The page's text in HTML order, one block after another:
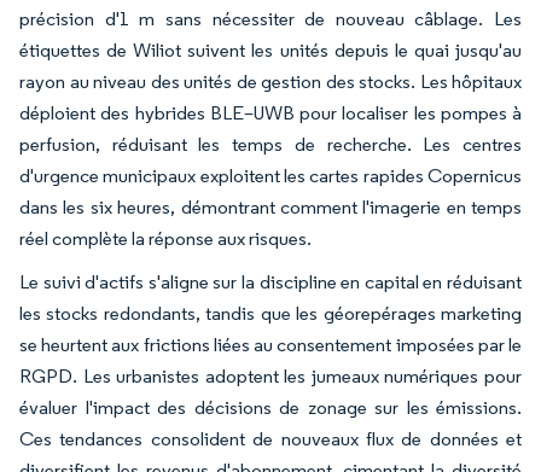
précision d'1 m sans nécessiter de nouveau câblage. Les
étiquettes de Wiliot suivent les unités depuis le quai jusqu'au
rayon au niveau des unités de gestion des stocks. Les hôpitaux
déploient des hybrides BLE–UWB pour localiser les pompes à
perfusion, réduisant les temps de recherche. Les centres
d'urgence municipaux exploitent les cartes rapides Copernicus
dans les six heures, démontrant comment l'imagerie en temps
réel complète la réponse aux risques.
Le suivi d'actifs s'aligne sur la discipline en capital en réduisant
les stocks redondants, tandis que les géorepérages marketing
se heurtent aux frictions liées au consentement imposées par le
RGPD. Les urbanistes adoptent les jumeaux numériques pour
évaluer l'impact des décisions de zonage sur les émissions.
Ces tendances consolident de nouveaux flux de données et